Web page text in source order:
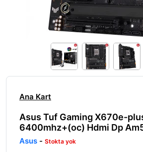
Ana Kart
Asus Tuf Gaming X670e-
6400mhz+(oc) Hdmi Dp
Asus - Stokta yok